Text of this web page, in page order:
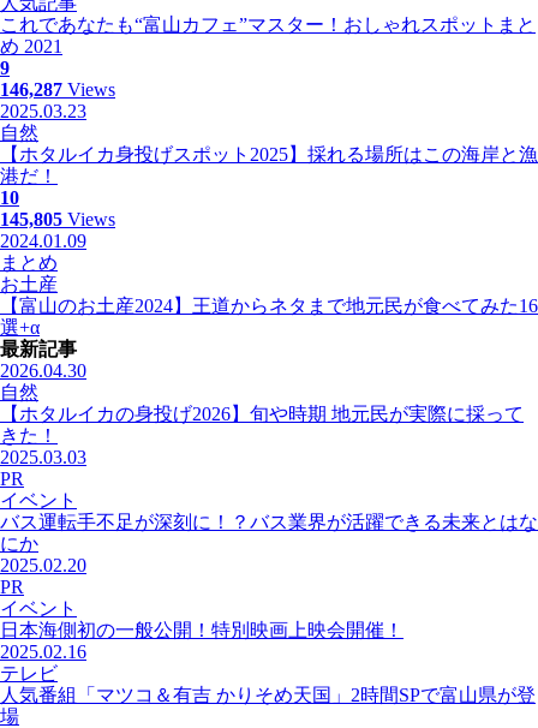
これであなたも“富山カフェ”マスター！おしゃれスポットまと
め 2021
9
146,287 Views
2025.03.23
自然
【ホタルイカ身投げスポット2025】採れる場所はこの海岸と漁
港だ！
10
145,805 Views
2024.01.09
まとめ
お土産
【富山のお土産2024】王道からネタまで地元民が食べてみた16
選+α
最新記事
2026.04.30
自然
【ホタルイカの身投げ2026】旬や時期 地元民が実際に採って
きた！
2025.03.03
PR
イベント
バス運転手不足が深刻に！？バス業界が活躍できる未来とはな
にか
2025.02.20
PR
イベント
日本海側初の一般公開！特別映画上映会開催！
2025.02.16
テレビ
人気番組「マツコ＆有吉 かりそめ天国」2時間SPで富山県が登
場